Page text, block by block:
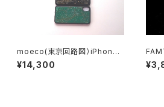
moeco(東京回路図）iPhone
Ⅹケース
¥14,300